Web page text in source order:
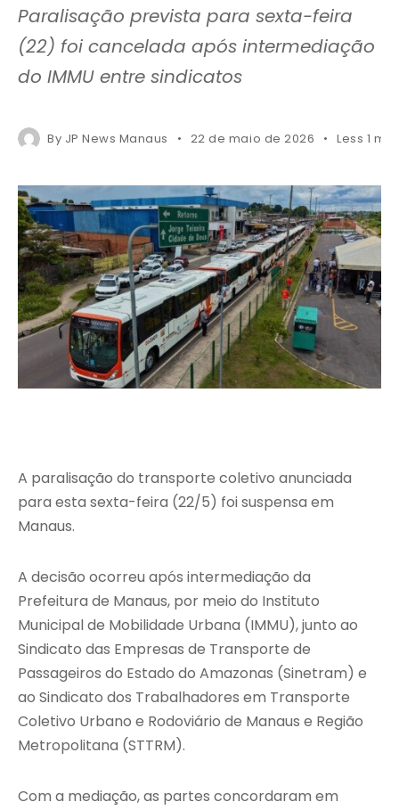
Paralisação prevista para sexta-feira
(22) foi cancelada após intermediação
do IMMU entre sindicatos
By JP News Manaus 22 de maio de 2026 Less 1
A paralisação do transporte coletivo anunciada
para esta sexta-feira (22/5) foi suspensa em
Manaus.
A decisão ocorreu após intermediação da
Prefeitura de Manaus, por meio do Instituto
Municipal de Mobilidade Urbana (IMMU), junto ao
Sindicato das Empresas de Transporte de
Passageiros do Estado do Amazonas (Sinetram) e
ao Sindicato dos Trabalhadores em Transporte
Coletivo Urbano e Rodoviário de Manaus e Região
Metropolitana (STTRM).
Com a mediação, as partes concordaram em